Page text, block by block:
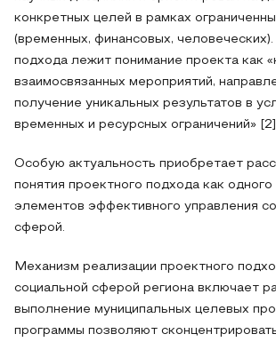
конкретных целей в рамках
(временных, финансовых,
подхода лежит понимание проекта как
взаимосвязанных мероприятий,
получение уникальных результатов в
временных и ресурсных ограничений»
Особую актуальность приобретает
понятия проектного подхода как
элементов эффективного управления
сферой.
Механизм реализации проектного
социальной сферой региона включает
выполнение муниципальных целевых
программы позволяют